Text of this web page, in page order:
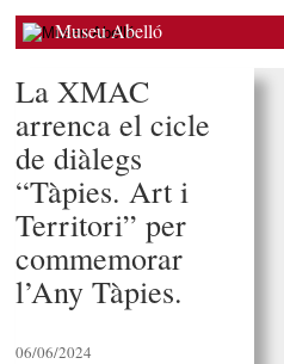
Museu Abelló
La XMAC
arrenca el cicle
de diàlegs
“Tàpies. Art i
Territori” per
commemorar
l’Any Tàpies.
06/06/2024